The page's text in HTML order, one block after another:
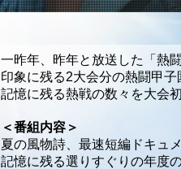
一昨年、昨年と放送した「熱
印象に残る2大会分の熱闘甲子
記憶に残る熱戦の数々を大会
＜番組内容＞
夏の風物詩、最速短編ドキュ
記憶に残る選りすぐりの年度